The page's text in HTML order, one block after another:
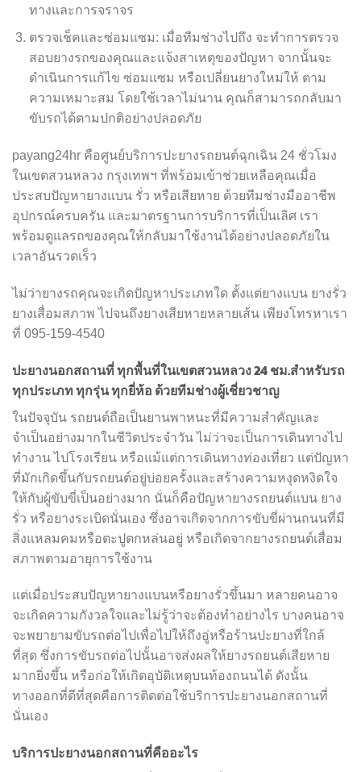
ทางและการจราจร
ตรวจเช็คและซ่อมแซม: เมื่อทีมช่างไปถึง จะทำการตรวจ
สอบยางรถของคุณและแจ้งสาเหตุของปัญหา จากนั้นจะ
ดำเนินการแก้ไข ซ่อมแซม หรือเปลี่ยนยางใหม่ให้ ตาม
ความเหมาะสม โดยใช้เวลาไม่นาน คุณก็สามารถกลับมา
ขับรถได้ตามปกติอย่างปลอดภัย
payang24hr คือศูนย์บริการปะยางรถยนต์ฉุกเฉิน 24 ชั่วโมง
ในเขตสวนหลวง กรุงเทพฯ ที่พร้อมเข้าช่วยเหลือคุณเมื่อ
ประสบปัญหายางแบน รั่ว หรือเสียหาย ด้วยทีมช่างมืออาชีพ
อุปกรณ์ครบครัน และมาตรฐานการบริการที่เป็นเลิศ เรา
พร้อมดูแลรถของคุณให้กลับมาใช้งานได้อย่างปลอดภัยใน
เวลาอันรวดเร็ว
ไม่ว่ายางรถคุณจะเกิดปัญหาประเภทใด ตั้งแต่ยางแบน ยางรั่ว
ยางเสื่อมสภาพ ไปจนถึงยางเสียหายหลายเส้น เพียงโทรหาเรา
ที่ 095-159-4540
ปะยางนอกสถานที่ ทุกพื้นที่ในเขตสวนหลวง 24 ชม.สำหรับรถ
ทุกประเภท ทุกรุ่น ทุกยี่ห้อ ด้วยทีมช่างผู้เชี่ยวชาญ
ในปัจจุบัน รถยนต์ถือเป็นยานพาหนะที่มีความสำคัญและ
จำเป็นอย่างมากในชีวิตประจำวัน ไม่ว่าจะเป็นการเดินทางไป
ทำงาน ไปโรงเรียน หรือแม้แต่การเดินทางท่องเที่ยว แต่ปัญหา
ที่มักเกิดขึ้นกับรถยนต์อยู่บ่อยครั้งและสร้างความหงุดหงิดใจ
ให้กับผู้ขับขี่เป็นอย่างมาก นั่นก็คือปัญหายางรถยนต์แบน ยาง
รั่ว หรือยางระเบิดนั่นเอง ซึ่งอาจเกิดจากการขับขี่ผ่านถนนที่มี
สิ่งแหลมคมหรือตะปูตกหล่นอยู่ หรือเกิดจากยางรถยนต์เสื่อม
สภาพตามอายุการใช้งาน
แต่เมื่อประสบปัญหายางแบนหรือยางรั่วขึ้นมา หลายคนอาจ
จะเกิดความกังวลใจและไม่รู้ว่าจะต้องทำอย่างไร บางคนอาจ
จะพยายามขับรถต่อไปเพื่อไปให้ถึงอู่หรือร้านปะยางที่ใกล้
ที่สุด ซึ่งการขับรถต่อไปนั้นอาจส่งผลให้ยางรถยนต์เสียหาย
มากยิ่งขึ้น หรือก่อให้เกิดอุบัติเหตุบนท้องถนนได้ ดังนั้น
ทางออกที่ดีที่สุดคือการติดต่อใช้บริการปะยางนอกสถานที่
นั่นเอง
บริการปะยางนอกสถานที่คืออะไร